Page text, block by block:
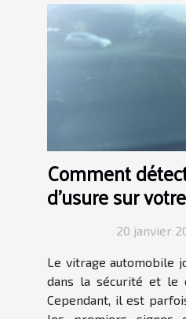
Comment
d'usure sur
automobile ?
20 janvier
Le vitrage automobile
dans la sécurité et le
Cependant, il est